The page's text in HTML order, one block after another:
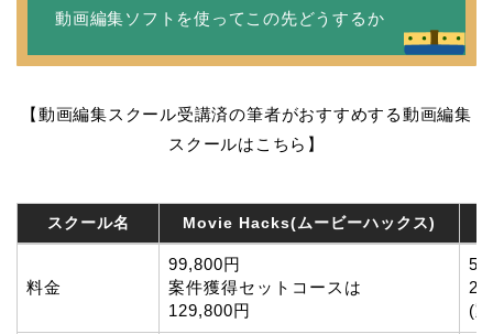
動画編集ソフトを使ってこの先どうするか
【動画編集スクール受講済の筆者がおすすめする動画編集
スクールはこちら】
スクール名
Movie Hacks(ムービーハックス)
Movie Hacks(ムービーハックス)
料金
99,800円
案件獲得セットコースは
129,800円
(